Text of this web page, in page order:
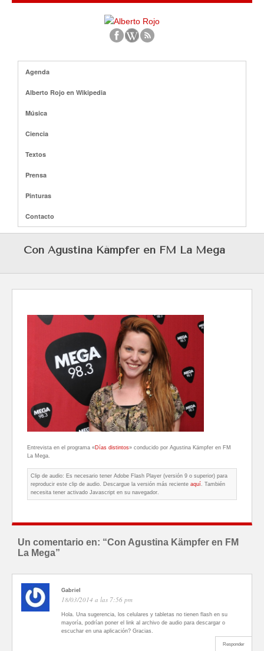
Agenda
Alberto Rojo en Wikipedia
Música
Ciencia
Textos
Prensa
Pinturas
Contacto
Con Agustina Kämpfer en FM La Mega
Entrevista en el programa «Días distintos» conducido por Agustina Kämpfer en FM
La Mega.
Clip de audio: Es necesario tener Adobe Flash Player (versión 9 o superior) para
reproducir este clip de audio. Descargue la versión más reciente aquí . También
necesita tener activado Javascript en su navegador.
Un comentario en: “Con Agustina Kämpfer en FM
La Mega”
Gabriel
18/03/2014 a las 7:56 pm
Hola. Una sugerencia, los celulares y tabletas no tienen flash en su
mayoría, podrían poner el link al archivo de audio para descargar o
escuchar en una aplicación? Gracias.
Responder